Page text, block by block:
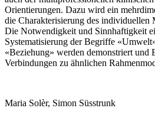
Orientierungen. Dazu wird ein
die Charakterisierung des individuellen
Die Notwendigkeit und Sinnhaftigkeit
Systematisierung der Begriffe
«Beziehung» werden demonstriert und
Verbindungen zu ähnlichen
Maria Solèr, Simon Süsstrunk